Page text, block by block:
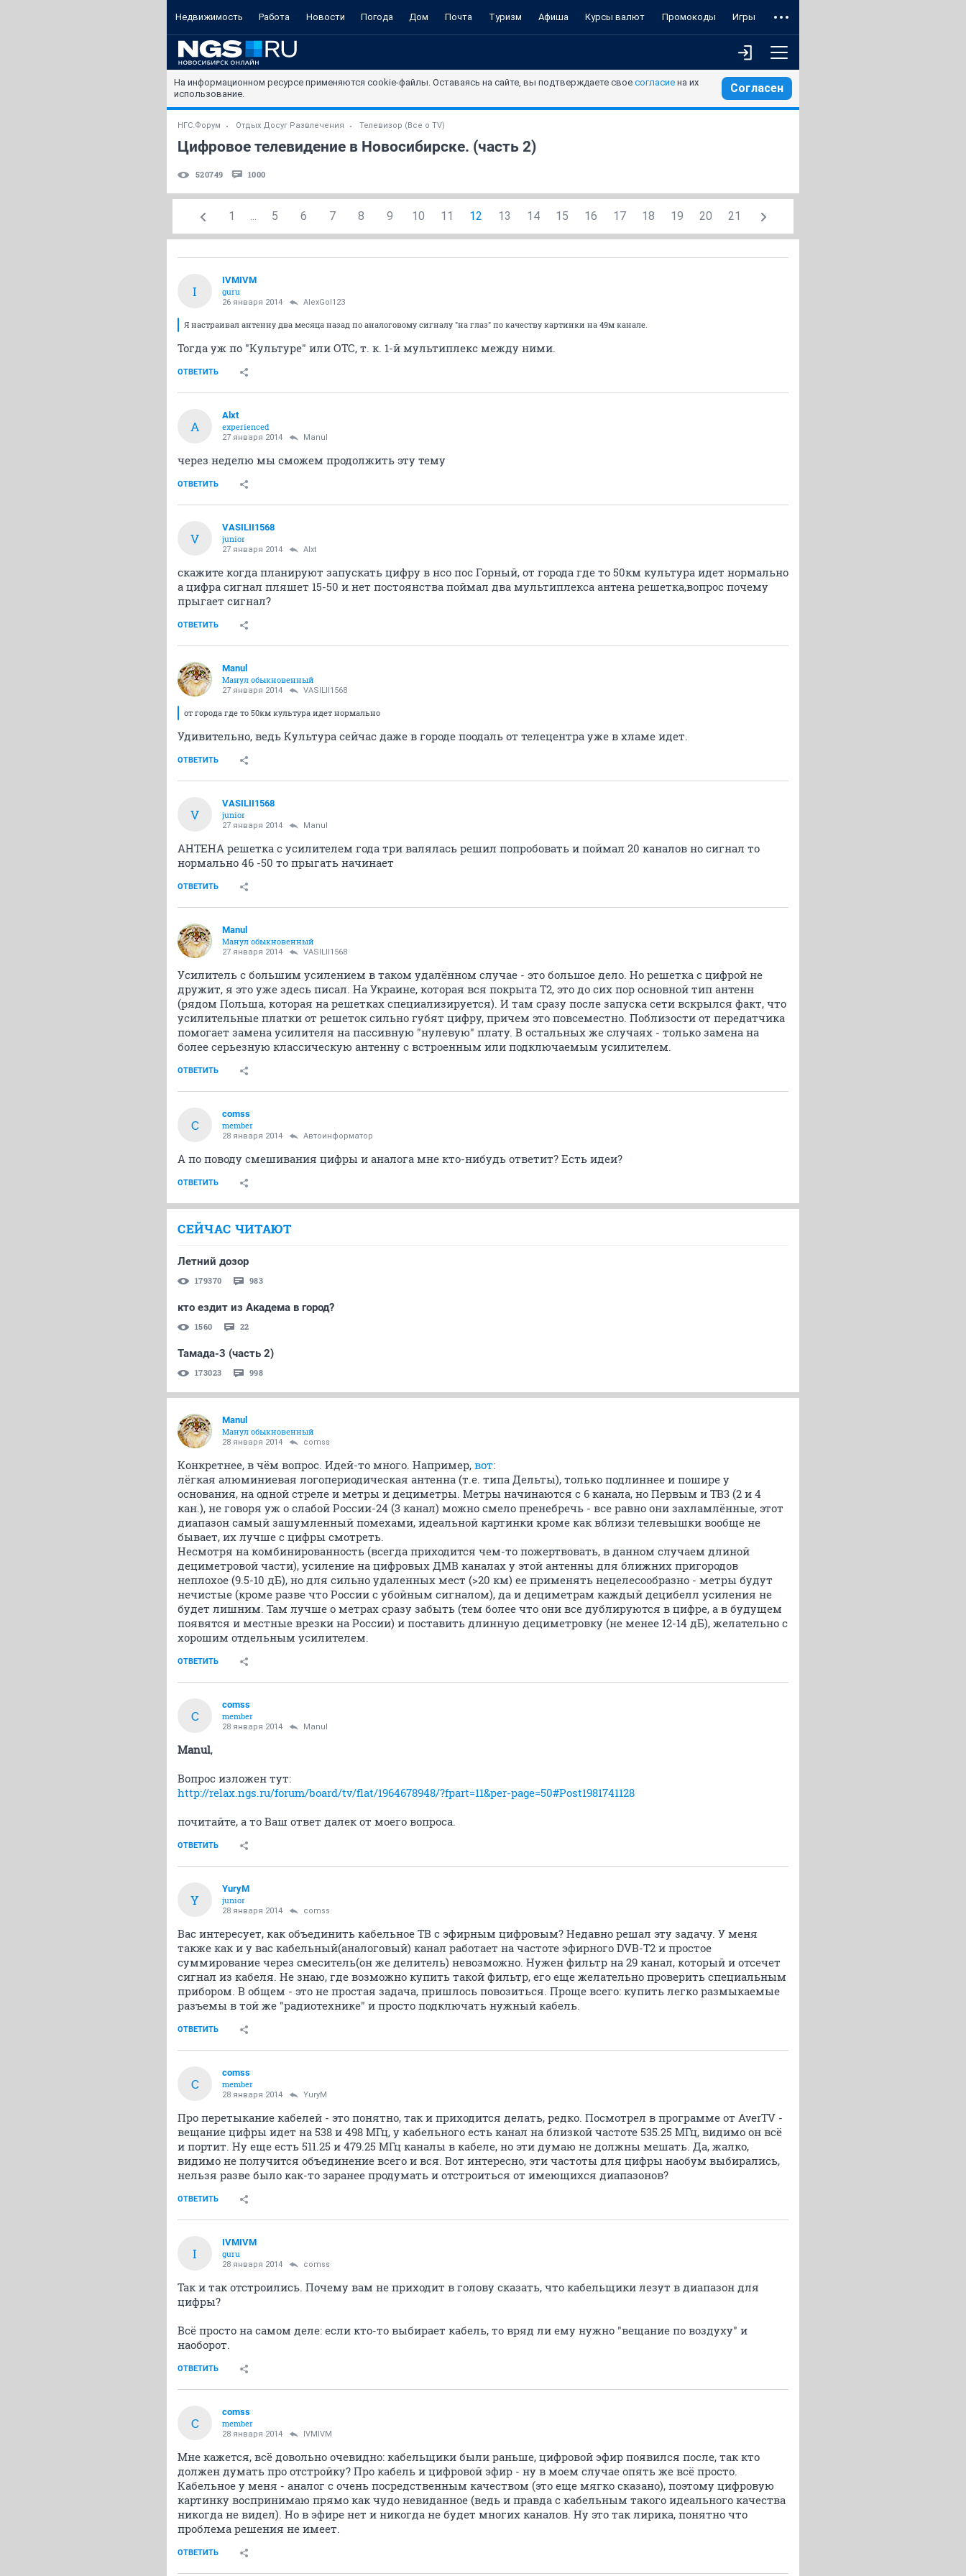
Недвижимость Работа Новости Погода Дом Почта Туризм Афиша Курсы валют Промокоды Игры
На информационном ресурсе применяются cookie-файлы. Оставаясь на сайте, вы подтверждаете свое согласие на их
использование.
Согласен
НГС.Форум Отдых Досуг Развлечения Телевизор (Все о TV)
Цифровое телевидение в Новосибирске. (часть 2)
520749 1000
1 ... 5 6 7 8 9 10 11 12 13 14 15 16 17 18 19 20 21
I
IVMIVM
guru
26 января 2014 AlexGol123
Я настраивал антенну два месяца назад по аналоговому сигналу "на глаз" по качеству картинки на 49м канале.
Тогда уж по "Культуре" или ОТС, т. к. 1-й мультиплекс между ними.
ОТВЕТИТЬ
A
Alxt
experienced
27 января 2014 Manul
через неделю мы сможем продолжить эту тему
ОТВЕТИТЬ
V
VASILII1568
junior
27 января 2014 Alxt
скажите когда планируют запускать цифру в нсо пос Горный, от города где то 50км культура идет нормально
а цифра сигнал пляшет 15-50 и нет постоянства поймал два мультиплекса антена решетка,вопрос почему
прыгает сигнал?
ОТВЕТИТЬ
Manul
Манул обыкновенный
27 января 2014 VASILII1568
от города где то 50км культура идет нормально
Удивительно, ведь Культура сейчас даже в городе поодаль от телецентра уже в хламе идет.
ОТВЕТИТЬ
V
VASILII1568
junior
27 января 2014 Manul
АНТЕНА решетка с усилителем года три валялась решил попробовать и поймал 20 каналов но сигнал то
нормально 46 -50 то прыгать начинает
ОТВЕТИТЬ
Manul
Манул обыкновенный
27 января 2014 VASILII1568
Усилитель с большим усилением в таком удалённом случае - это большое дело. Но решетка с цифрой не
дружит, я это уже здесь писал. На Украине, которая вся покрыта Т2, это до сих пор основной тип антенн
(рядом Польша, которая на решетках специализируется). И там сразу после запуска сети вскрылся факт, что
усилительные платки от решеток сильно губят цифру, причем это повсеместно. Поблизости от передатчика
помогает замена усилителя на пассивную "нулевую" плату. В остальных же случаях - только замена на
более серьезную классическую антенну с встроенным или подключаемым усилителем.
ОТВЕТИТЬ
C
comss
member
28 января 2014 Автоинформатор
А по поводу смешивания цифры и аналога мне кто-нибудь ответит? Есть идеи?
ОТВЕТИТЬ
СЕЙЧАС ЧИТАЮТ
Летний дозор
179370 983
кто ездит из Академа в город?
1560 22
Тамада-3 (часть 2)
173023 998
Manul
Манул обыкновенный
28 января 2014 comss
Конкретнее, в чём вопрос. Идей-то много. Например, вот:
лёгкая алюминиевая логопериодическая антенна (т.е. типа Дельты), только подлиннее и пошире у
основания, на одной стреле и метры и дециметры. Метры начинаются с 6 канала, но Первым и ТВ3 (2 и 4
кан.), не говоря уж о слабой России-24 (3 канал) можно смело пренебречь - все равно они захламлённые, этот
диапазон самый зашумленный помехами, идеальной картинки кроме как вблизи телевышки вообще не
бывает, их лучше с цифры смотреть.
Несмотря на комбинированность (всегда приходится чем-то пожертвовать, в данном случаем длиной
дециметровой части), усиление на цифровых ДМВ каналах у этой антенны для ближних пригородов
неплохое (9.5-10 дБ), но для сильно удаленных мест (>20 км) ее применять нецелесообразно - метры будут
нечистые (кроме разве что России с убойным сигналом), да и дециметрам каждый децибелл усиления не
будет лишним. Там лучше о метрах сразу забыть (тем более что они все дублируются в цифре, а в будущем
появятся и местные врезки на России) и поставить длинную дециметровку (не менее 12-14 дБ), желательно с
хорошим отдельным усилителем.
ОТВЕТИТЬ
C
comss
member
28 января 2014 Manul
Manul,
Вопрос изложен тут:
http://relax.ngs.ru/forum/board/tv/flat/1964678948/?fpart=11&per-page=50#Post1981741128
почитайте, а то Ваш ответ далек от моего вопроса.
ОТВЕТИТЬ
Y
YuryM
junior
28 января 2014 comss
Вас интересует, как объединить кабельное ТВ с эфирным цифровым? Недавно решал эту задачу. У меня
также как и у вас кабельный(аналоговый) канал работает на частоте эфирного DVB-T2 и простое
суммирование через смеситель(он же делитель) невозможно. Нужен фильтр на 29 канал, который и отсечет
сигнал из кабеля. Не знаю, где возможно купить такой фильтр, его еще желательно проверить специальным
прибором. В общем - это не простая задача, пришлось повозиться. Проще всего: купить легко размыкаемые
разъемы в той же "радиотехнике" и просто подключать нужный кабель.
ОТВЕТИТЬ
C
comss
member
28 января 2014 YuryM
Про перетыкание кабелей - это понятно, так и приходится делать, редко. Посмотрел в программе от AverTV -
вещание цифры идет на 538 и 498 МГц, у кабельного есть канал на близкой частоте 535.25 МГц, видимо он всё
и портит. Ну еще есть 511.25 и 479.25 МГц каналы в кабеле, но эти думаю не должны мешать. Да, жалко,
видимо не получится объединение всего и вся. Вот интересно, эти частоты для цифры наобум выбирались,
нельзя разве было как-то заранее продумать и отстроиться от имеющихся диапазонов?
ОТВЕТИТЬ
I
IVMIVM
guru
28 января 2014 comss
Так и так отстроились. Почему вам не приходит в голову сказать, что кабельщики лезут в диапазон для
цифры?
Всё просто на самом деле: если кто-то выбирает кабель, то вряд ли ему нужно "вещание по воздуху" и
наоборот.
ОТВЕТИТЬ
C
comss
member
28 января 2014 IVMIVM
Мне кажется, всё довольно очевидно: кабельщики были раньше, цифровой эфир появился после, так кто
должен думать про отстройку? Про кабель и цифровой эфир - ну в моем случае опять же всё просто.
Кабельное у меня - аналог с очень посредственным качеством (это еще мягко сказано), поэтому цифровую
картинку воспринимаю прямо как чудо невиданное (ведь и правда с кабельным такого идеального качества
никогда не видел). Но в эфире нет и никогда не будет многих каналов. Ну это так лирика, понятно что
проблема решения не имеет.
ОТВЕТИТЬ